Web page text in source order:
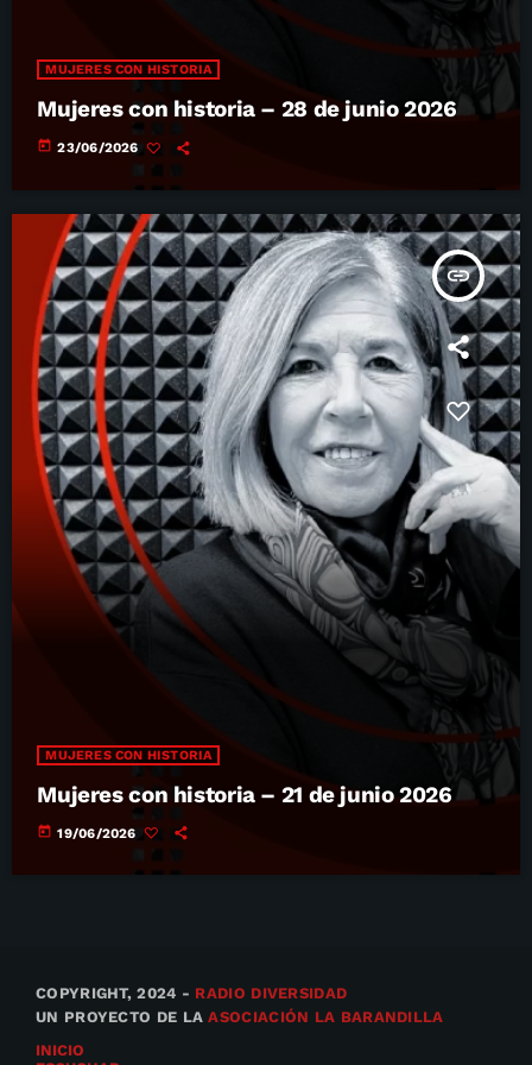
MUJERES CON HISTORIA
Mujeres con historia – 28 de junio 2026
today 23/06/2026
insert_link
MUJERES CON HISTORIA
Mujeres con historia – 21 de junio 2026
today 19/06/2026
COPYRIGHT, 2024 - RADIO DIVERSIDAD
UN PROYECTO DE LAASOCIACIÓN LA BARANDILLA
INICIO